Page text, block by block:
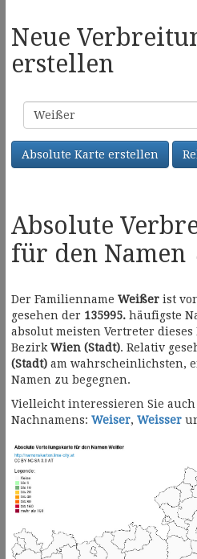
Neue
erstellen
Familienname
Absolute Karte erstellen
Absolute
für den Namen
Der Familienname Weißer ist
gesehen der 135995. häufigste
absolut meisten Vertreter
Bezirk Wien (Stadt). Relativ
(Stadt) am wahrscheinlichsten,
Namen zu begegnen.
Vielleicht interessieren Sie
Nachnamens: Weiser, Weisser